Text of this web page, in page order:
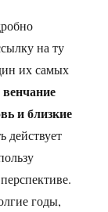
на ту
их самых
венчание
и близкие
действует
годы,